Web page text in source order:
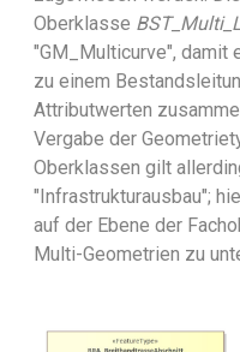
Oberklasse
"GM_Multicurve", damit
zu einem
Attributwerten
Vergabe der
Oberklassen gilt
"Infrastrukturausbau";
auf der Ebene der
Multi-Geometrien zu